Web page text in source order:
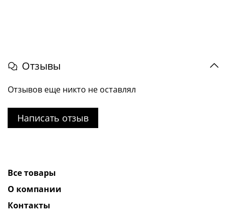
Отзывы
Отзывов еще никто не оставлял
Написать отзыв
Все товары
О компании
Контакты